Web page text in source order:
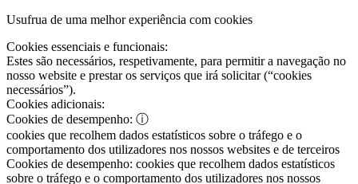
Usufrua de uma melhor experiência com cookies
Cookies essenciais e funcionais:
Estes são necessários, respetivamente, para permitir a navegação no
nosso website e prestar os serviços que irá solicitar (“cookies
necessários”).
Cookies adicionais:
Cookies de desempenho: ⓘ
cookies que recolhem dados estatísticos sobre o tráfego e o
comportamento dos utilizadores nos nossos websites e de terceiros
Cookies de desempenho: cookies que recolhem dados estatísticos
sobre o tráfego e o comportamento dos utilizadores nos nossos